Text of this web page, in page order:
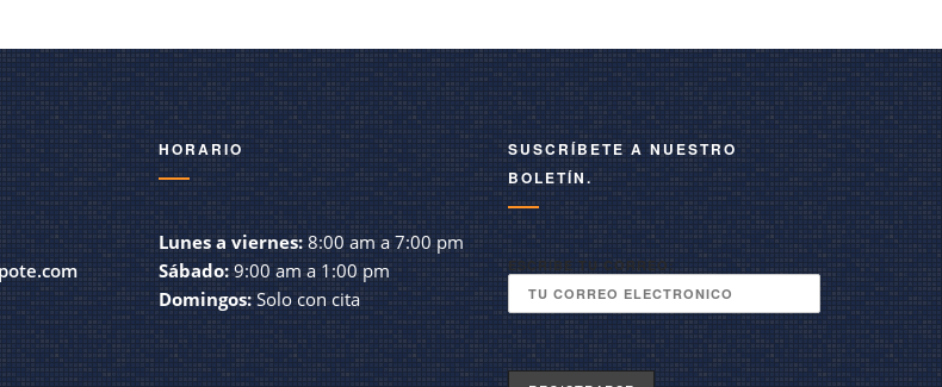
HORARIO
Lunes a viernes: 8:00 am a 7:00 pm
Sábado: 9:00 am a 1:00 pm
Domingos: Solo con cita
SUSCRÍBETE A NUESTRO
BOLETÍN.
ESCRIBE TU CORREO: